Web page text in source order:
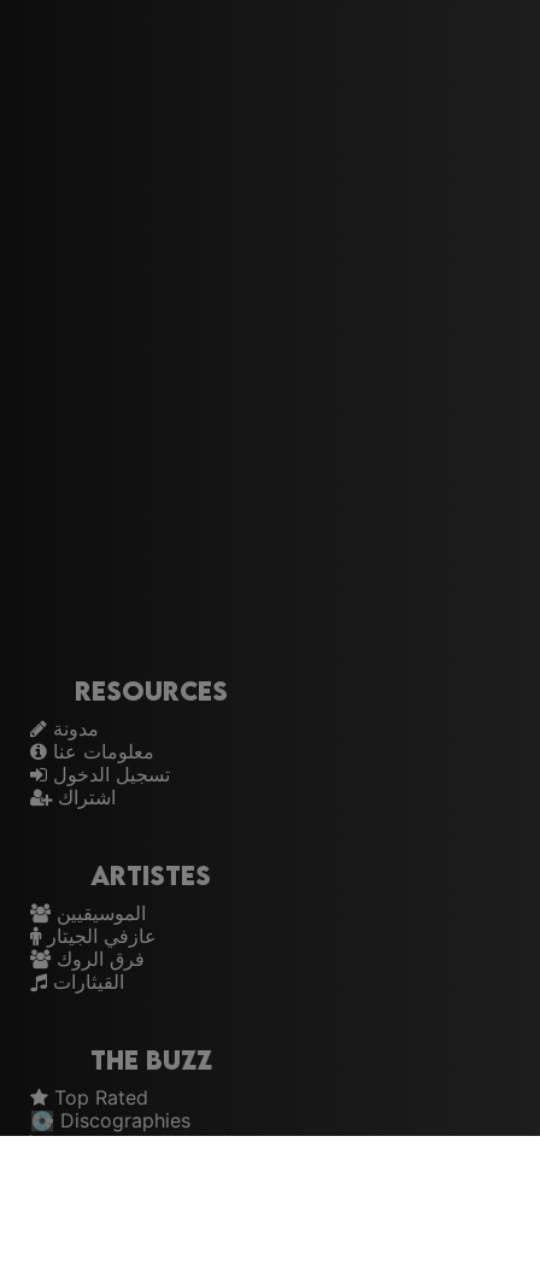
Resources
مدونة
معلومات عنا
تسجيل الدخول
اشتراك
Artistes
الموسيقيين
عازفي الجيتار
فرق الروك
القيثارات
The Buzz
Top Rated
💽 Discographies
المخططات الموسيقية